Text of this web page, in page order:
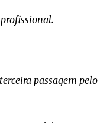
passagem pelo